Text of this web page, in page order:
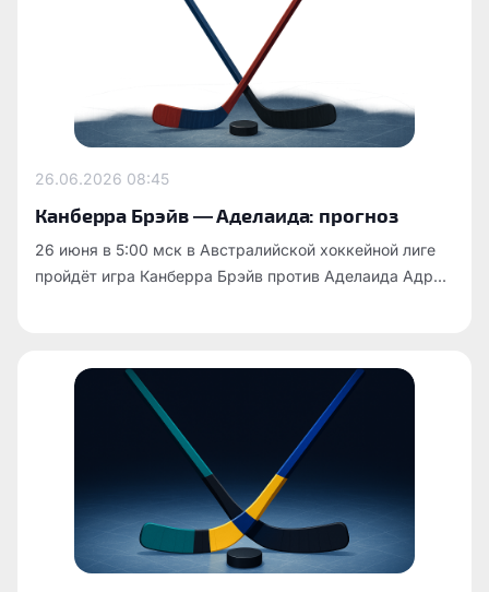
26.06.2026 08:45
Канберра Брэйв — Аделаида: прогноз
26 июня в 5:00 мск в Австралийской хоккейной лиге
пройдёт игра Канберра Брэйв против Аделаида Адр...